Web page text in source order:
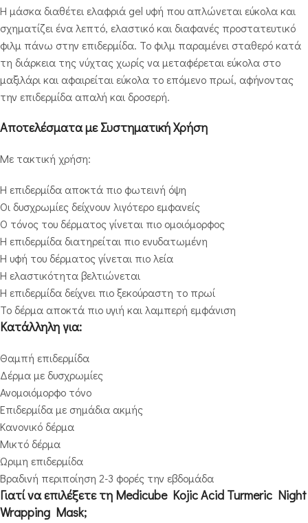
Η μάσκα διαθέτει ελαφριά gel υφή που απλώνεται εύκολα και
σχηματίζει ένα λεπτό, ελαστικό και διαφανές προστατευτικό
φιλμ πάνω στην επιδερμίδα. Το φιλμ παραμένει σταθερό κατά
τη διάρκεια της νύχτας χωρίς να μεταφέρεται εύκολα στο
μαξιλάρι και αφαιρείται εύκολα το επόμενο πρωί, αφήνοντας
την επιδερμίδα απαλή και δροσερή.
Αποτελέσματα με Συστηματική Χρήση
Με τακτική χρήση:
Η επιδερμίδα αποκτά πιο φωτεινή όψη
Οι δυσχρωμίες δείχνουν λιγότερο εμφανείς
Ο τόνος του δέρματος γίνεται πιο ομοιόμορφος
Η επιδερμίδα διατηρείται πιο ενυδατωμένη
Η υφή του δέρματος γίνεται πιο λεία
Η ελαστικότητα βελτιώνεται
Η επιδερμίδα δείχνει πιο ξεκούραστη το πρωί
Το δέρμα αποκτά πιο υγιή και λαμπερή εμφάνιση
Κατάλληλη για:
Θαμπή επιδερμίδα
Δέρμα με δυσχρωμίες
Ανομοιόμορφο τόνο
Επιδερμίδα με σημάδια ακμής
Κανονικό δέρμα
Μικτό δέρμα
Ώριμη επιδερμίδα
Βραδινή περιποίηση 2-3 φορές την εβδομάδα
Γιατί να επιλέξετε τη Medicube Kojic Acid Turmeric Night
Wrapping Mask;